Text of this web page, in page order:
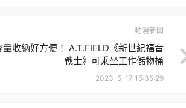
動漫新聞
量收納好方便！ A.T.FIELD《新世紀福音
戰士》可乘坐工作儲物桶
2023-5-17 15:35:29